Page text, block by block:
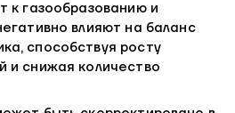
к газообразованию и
влияют на баланс
способствуя росту
и снижая количество